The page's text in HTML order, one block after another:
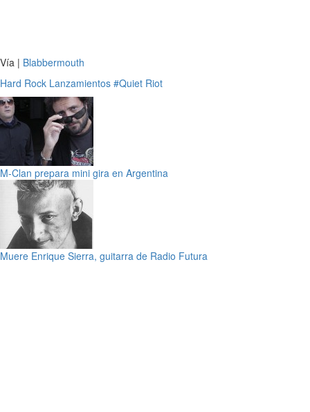
Vía | Blabbermouth
Hard Rock Lanzamientos #Quiet Riot
M-Clan prepara mini gira en Argentina
Muere Enrique Sierra, guitarra de Radio Futura